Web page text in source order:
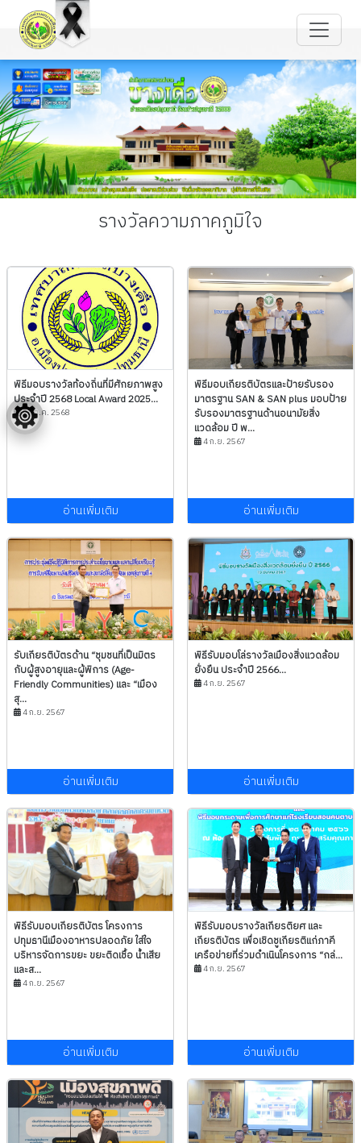
รางวัลความภาคภูมิใจ
พิธีมอบรางวัลท้องถิ่นที่มีศักยภาพสูง
ประจำปี 2568 Local Award 2025...
24 ต.ค. 2568
อ่านเพิ่มเติม
พิธีมอบเกียรติบัตรและป้ายรับรอง
มาตรฐาน SAN & SAN plus มอบป้าย
รับรองมาตรฐานด้านอนามัยสิ่ง
แวดล้อม ปี พ...
4 ก.ย. 2567
อ่านเพิ่มเติม
รับเกียรติบัตรด้าน “ชุมชนที่เป็นมิตร
กับผู้สูงอายุและผู้พิการ (Age-
Friendly Communities) และ “เมือง
สุ...
4 ก.ย. 2567
อ่านเพิ่มเติม
พิธีรับมอบโล่รางวัลเมืองสิ่งแวดล้อม
ยั่งยืน ประจำปี 2566...
4 ก.ย. 2567
อ่านเพิ่มเติม
พิธีรับมอบเกียรติบัตร โครงการ
ปทุมธานีเมืองอาหารปลอดภัย ใส่ใจ
บริหารจัดการขยะ ขยะติดเชื้อ น้ำเสีย
และส...
4 ก.ย. 2567
อ่านเพิ่มเติม
พิธีรับมอบรางวัลเกียรติยศ และ
เกียรติบัตร เพื่อเชิดชูเกียรติแก่ภาคี
เครือข่ายที่ร่วมดำเนินโครงการ “กล่...
4 ก.ย. 2567
อ่านเพิ่มเติม